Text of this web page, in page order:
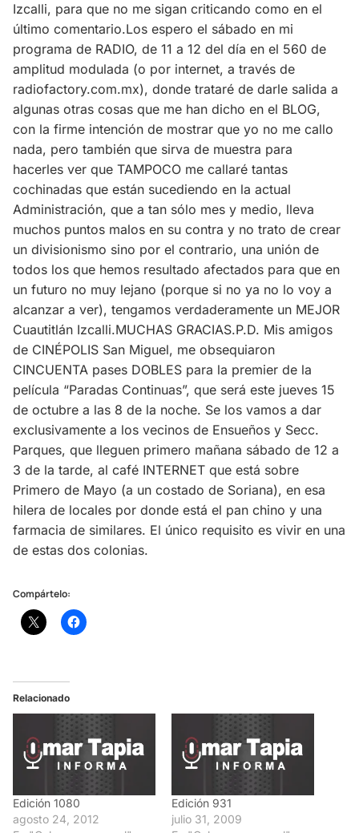
Izcalli, para que no me sigan criticando como en el
último comentario.Los espero el sábado en mi
programa de RADIO, de 11 a 12 del día en el 560 de
amplitud modulada (o por internet, a través de
radiofactory.com.mx), donde trataré de darle salida a
algunas otras cosas que me han dicho en el BLOG,
con la firme intención de mostrar que yo no me callo
nada, pero también que sirva de muestra para
hacerles ver que TAMPOCO me callaré tantas
cochinadas que están sucediendo en la actual
Administración, que a tan sólo mes y medio, lleva
muchos puntos malos en su contra y no trato de crear
un divisionismo sino por el contrario, una unión de
todos los que hemos resultado afectados para que en
un futuro no muy lejano (porque si no ya no lo voy a
alcanzar a ver), tengamos verdaderamente un MEJOR
Cuautitlán Izcalli.MUCHAS GRACIAS.P.D. Mis amigos
de CINÉPOLIS San Miguel, me obsequiaron
CINCUENTA pases DOBLES para la premier de la
película “Paradas Continuas”, que será este jueves 15
de octubre a las 8 de la noche. Se los vamos a dar
exclusivamente a los vecinos de Ensueños y Secc.
Parques, que lleguen primero mañana sábado de 12 a
3 de la tarde, al café INTERNET que está sobre
Primero de Mayo (a un costado de Soriana), en esa
hilera de locales por donde está el pan chino y una
farmacia de similares. El único requisito es vivir en una
de estas dos colonias.
Compártelo:
Relacionado
Edición 1080
agosto 24, 2012
Edición 931
julio 31, 2009